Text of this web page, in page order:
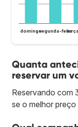
domingosegunda-feira
Quanta
reservar um
Reservando com
se o melhor